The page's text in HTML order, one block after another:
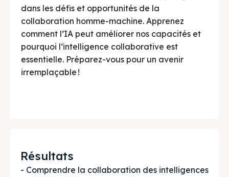
dans les défis et opportunités de la
collaboration homme-machine. Apprenez
comment l’IA peut améliorer nos capacités et
pourquoi l’intelligence collaborative est
essentielle. Préparez-vous pour un avenir
irremplaçable !
Résultats
- Comprendre la collaboration des intelligences